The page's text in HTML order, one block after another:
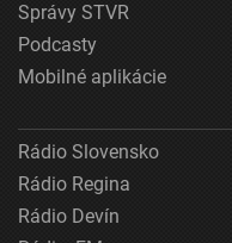
Správy STVR
Podcasty
Mobilné aplikácie
Rádio Slovensko
Rádio Regina
Rádio Devín